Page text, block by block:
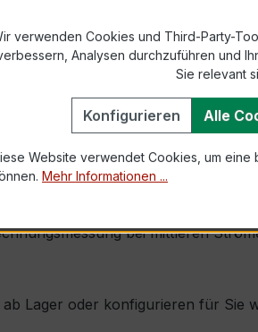
2 bzw. DIN EN 61869-2)
= 1,0 × Ipr (Dauerstrom 1 ×
= 60 × Ipr, 1 s
sich durch seine sehr kompakte
bei mittleren
Lager oder konfigurieren für Sie
verwenden Cookies und Third-Party-
Analysen durchzuführen und
Sie relevant
Konfigurieren Alle
Website verwendet Cookies, um eine
Mehr Informationen ...